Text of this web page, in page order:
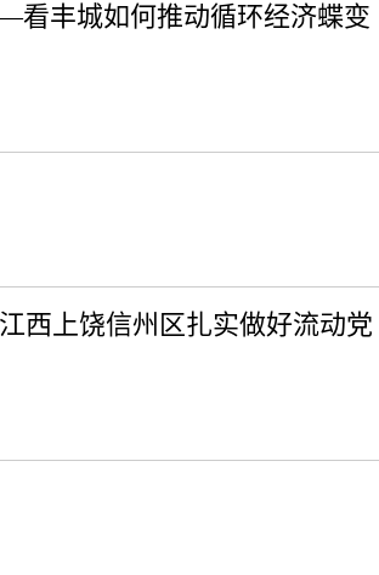
看丰城如何推动循环经济蝶变
西上饶信州区扎实做好流动党